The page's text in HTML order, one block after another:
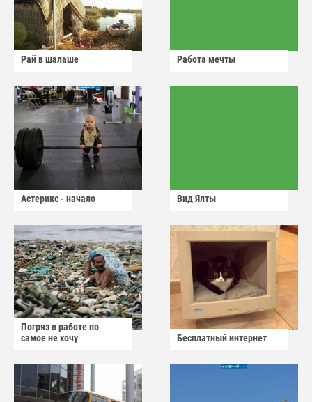
Рай в шалаше Работа мечты
Астерикс - начало Вид Ялты
Погряз в работе по
самое не хочу
Бесплатный интернет